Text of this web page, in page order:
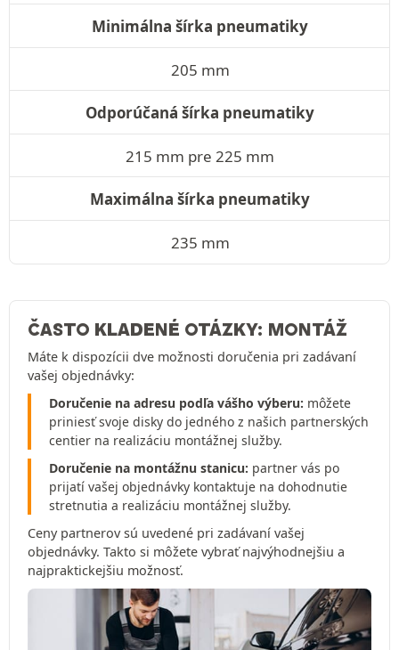
Minimálna šírka pneumatiky
205 mm
Odporúčaná šírka pneumatiky
215 mm pre 225 mm
Maximálna šírka pneumatiky
235 mm
ČASTO KLADENÉ OTÁZKY: MONTÁŽ
Máte k dispozícii dve možnosti doručenia pri zadávaní
vašej objednávky:
Doručenie na adresu podľa vášho výberu: môžete
priniesť svoje disky do jedného z našich partnerských
centier na realizáciu montážnej služby.
Doručenie na montážnu stanicu: partner vás po
prijatí vašej objednávky kontaktuje na dohodnutie
stretnutia a realizáciu montážnej služby.
Ceny partnerov sú uvedené pri zadávaní vašej
objednávky. Takto si môžete vybrať najvýhodnejšiu a
najpraktickejšiu možnosť.